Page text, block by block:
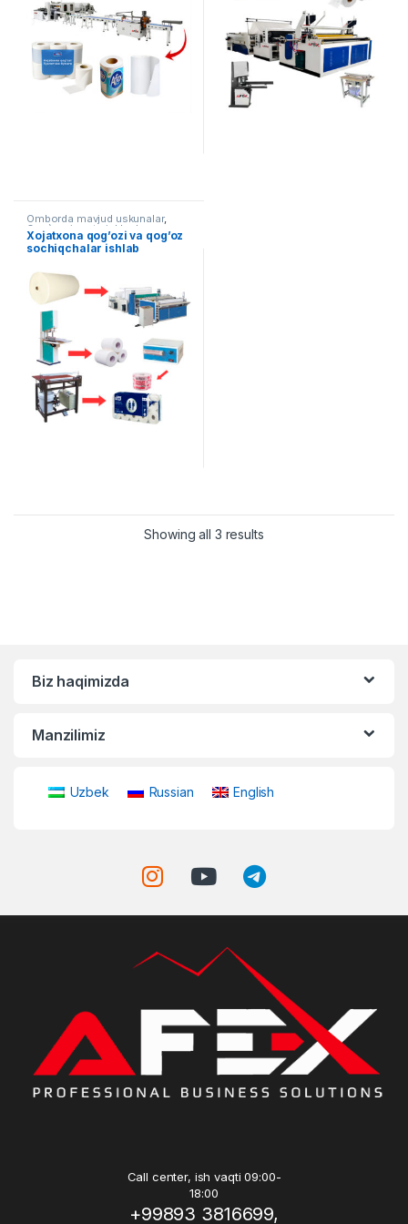
Omborda mavjud uskunalar,
Qog`ozni qayta ishlash
Xojatxona qog’ozi va qog’oz
sochiqchalar ishlab
Showing all 3 results
Biz haqimizda
Manzilimiz
Uzbek Russian English
Call center, ish vaqti 09:00-
18:00
+99893 3816699,